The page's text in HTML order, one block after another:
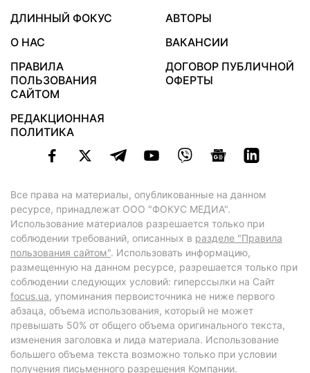
ДЛИННЫЙ ФОКУС
АВТОРЫ
О НАС
ВАКАНСИИ
ПРАВИЛА
ПОЛЬЗОВАНИЯ
САЙТОМ
ДОГОВОР ПУБЛИЧНОЙ
ОФЕРТЫ
РЕДАКЦИОННАЯ
ПОЛИТИКА
Все права на материалы, опубликованные на данном
ресурсе, принадлежат ООО "ФОКУС МЕДИА".
Использование материалов разрешается только при
соблюдении требований, описанных в разделе "Правила
пользования сайтом". Использовать информацию,
размещенную на данном ресурсе, разрешается только при
соблюдении следующих условий: гиперссылки на Сайт
focus.ua, упоминания первоисточника не ниже первого
абзаца, объема использования, который не может
превышать 50% от общего объема оригинального текста,
изменения заголовка и лида материала. Использование
большего объема текста возможно только при условии
получения письменного разрешения Компании.